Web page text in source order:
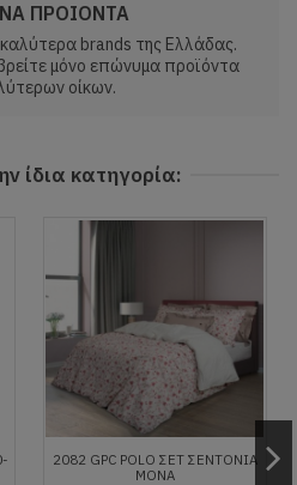
ΠΡΟΙΟΝΤΑ
brands της Ελλάδας.
μόνο επώνυμα προϊόντα
οίκων.
ίδια κατηγορία:
2082 GPC POLO ΣΕΤ ΣΕΝΤΟΝΙΑ
ΜΟΝΑ